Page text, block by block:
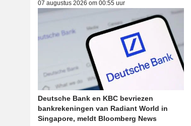
07 augustus 2026 om 00:55 uur
Deutsche Bank en KBC bevriezen
bankrekeningen van Radiant World in
Singapore, meldt Bloomberg News